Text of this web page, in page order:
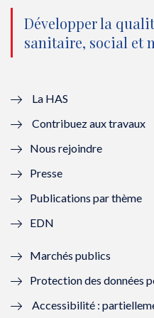
o
u
l
l
f
n
ê
n
o
e
e
n
Développer la
sanitaire, social et
La HAS
Contribuez aux travaux
Nous rejoindre
Presse
Publications par thème
EDN
Marchés publics
Protection des données
Accessibilité :